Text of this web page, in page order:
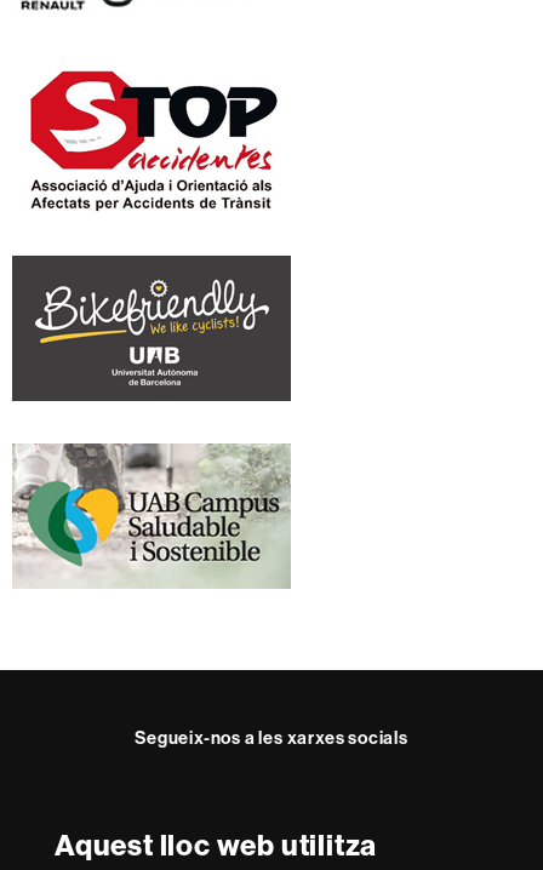
Aquest lloc web utilitza
Segueix-nos a les xarxes socials
Reconeixement internacional de l'excel·lència